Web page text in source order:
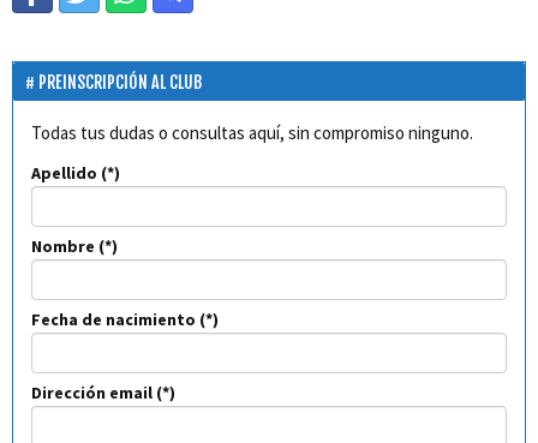
PREINSCRIPCIÓN AL CLUB
Todas tus dudas o consultas aquí, sin compromiso ninguno.
Apellido
Nombre
Fecha de nacimiento
Dirección email